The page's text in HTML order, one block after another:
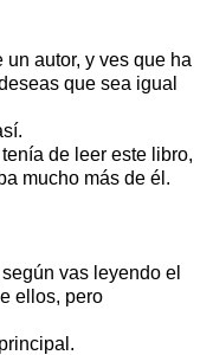
autor, y ves que ha
que sea igual
de leer este libro,
mucho más de él.
vas leyendo el
ellos, pero